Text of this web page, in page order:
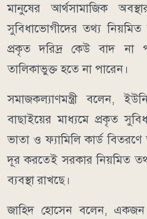
মানুষের আর্থসামাজিক
সুবিধাভোগীদের তথ্য
প্রকৃত দরিদ্র কেউ বাদ
তালিকাভুক্ত হতে না পারেন।
সমাজকল্যাণমন্ত্রী বলেন,
বাছাইয়ের মাধ্যমে প্রকৃত
ভাতা ও ফ্যামিলি কার্ড
দূর করতেই সরকার নিয়মিত
ব্যবস্থা রাখছে।
জাহিদ হোসেন বলেন, একজন